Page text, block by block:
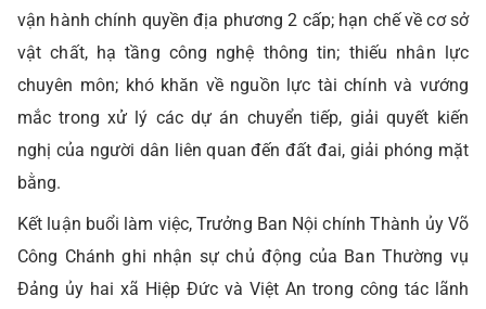
vận hành chính quyền địa phương 2 cấp; hạn chế về cơ sở
vật chất, hạ tầng công nghệ thông tin; thiếu nhân lực
chuyên môn; khó khăn về nguồn lực tài chính và vướng
mắc trong xử lý các dự án chuyển tiếp, giải quyết kiến
nghị của người dân liên quan đến đất đai, giải phóng mặt
bằng.
Kết luận buổi làm việc, Trưởng Ban Nội chính Thành ủy Võ
Công Chánh ghi nhận sự chủ động của Ban Thường vụ
Đảng ủy hai xã Hiệp Đức và Việt An trong công tác lãnh